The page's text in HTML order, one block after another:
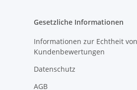
Gesetzliche Informationen
Informationen zur Echtheit von
Kundenbewertungen
Datenschutz
AGB